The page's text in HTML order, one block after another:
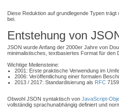
Diese Reduktion auf grundlegende Typen
bei.
Entstehung von
JSON wurde Anfang der 2000er Jahre von
minimalistisches, textbasiertes Format für den
Wichtige Meilensteine:
2001: Erste praktische Verwendung im
2006: Veröffentlichung einer formalen
2013 / 2017: Standardisierung als RFC
Obwohl JSON syntaktisch von JavaScript-
vollständig sprachunabhängig definiert und